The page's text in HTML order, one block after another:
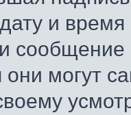
и
они могут